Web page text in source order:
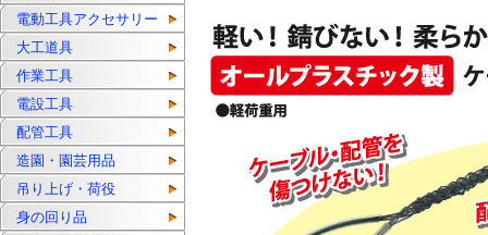
電動工具アクセサリー
大工道具
作業工具
電設工具
配管工具
造園・園芸用品
吊り上げ・荷役
身の回り品